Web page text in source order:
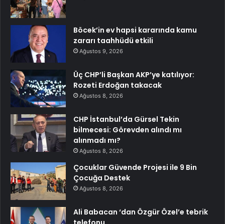
Böcek’in ev hapsi kararında kamu
zararı taahhüdü etkili
Ağustos 9, 2026
Üç CHP’li Başkan AKP’ye katılıyor:
Rozeti Erdoğan takacak
Ağustos 8, 2026
CHP İstanbul’da Gürsel Tekin
bilmecesi: Görevden alındı mı
alınmadı mı?
Ağustos 8, 2026
Çocuklar Güvende Projesi ile 9 Bin
Çocuğa Destek
Ağustos 8, 2026
Ali Babacan ‘dan Özgür Özel’e tebrik